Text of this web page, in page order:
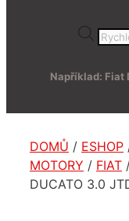
Například: Fiat
DOMŮ / ESHOP
MOTORY / FIAT
DUCATO 3.0